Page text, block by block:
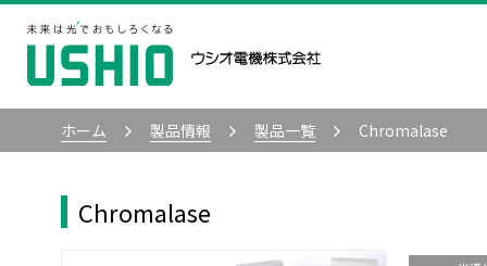
ホーム 製品情報 製品一覧 Chromalase
Chromalase